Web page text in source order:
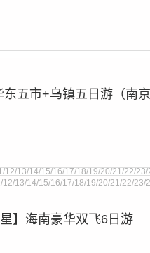
东五市+乌镇五日游（南
12/13/14/15/16/17/18/19/20/21/22/
12/13/14/15/16/17/18/19/20/21/22/23/
星】海南豪华双飞6日游